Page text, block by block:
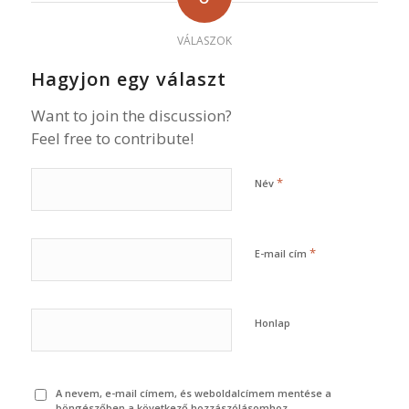
VÁLASZOK
Hagyjon egy választ
Want to join the discussion?
Feel free to contribute!
Név *
E-mail cím *
Honlap
A nevem, e-mail címem, és weboldalcímem mentése a